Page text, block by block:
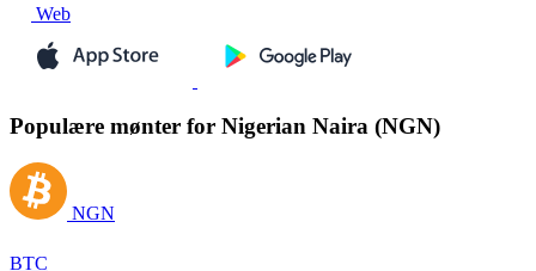
Web
Populære mønter for Nigerian Naira (NGN)
NGN
BTC